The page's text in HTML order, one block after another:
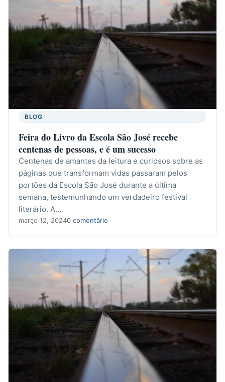
BLOG
Feira do Livro da Escola São José recebe
centenas de pessoas, e é um sucesso
Centenas de amantes da leitura e curiosos sobre as
páginas que transformam vidas passaram pelos
portões da Escola São José durante a última
semana, testemunhando um verdadeiro festival
literário. A…
março 12, 20240 comentário